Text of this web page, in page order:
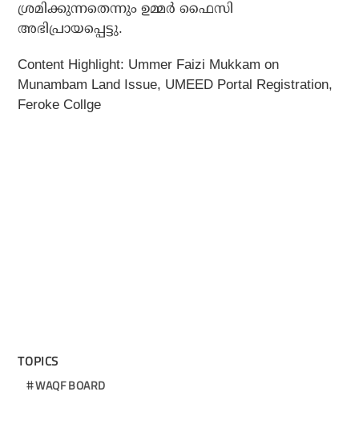
ശ്രമിക്കുന്നതെന്നും ഉമ്മര്‍ ഫൈസി
അഭിപ്രായപ്പെട്ടു.
Content Highlight: Ummer Faizi Mukkam on
Munambam Land Issue, UMEED Portal Registration,
Feroke Collge
TOPICS
WAQF BOARD